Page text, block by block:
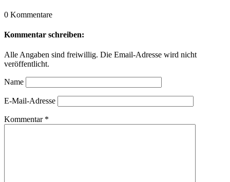
0 Kommentare
Kommentar schreiben:
Alle Angaben sind freiwillig. Die Email-Adresse wird nicht
veröffentlicht.
Name
E-Mail-Adresse
Kommentar *